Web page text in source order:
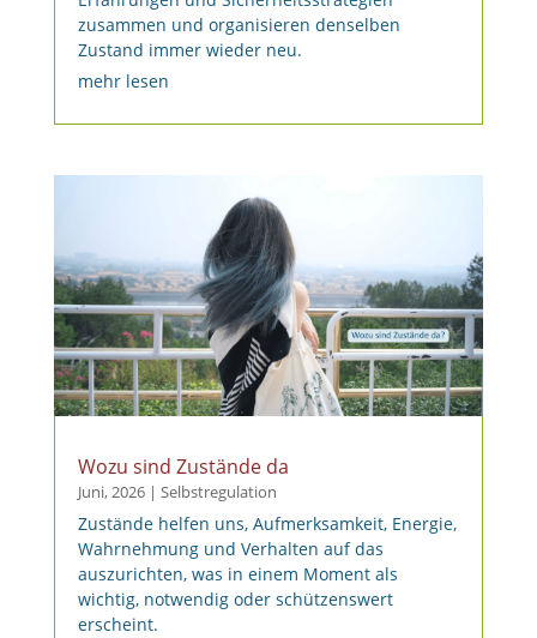
zusammen und organisieren denselben
Zustand immer wieder neu.
mehr lesen
Wozu sind Zustände da
Juni, 2026| Selbstregulation
Zustände helfen uns, Aufmerksamkeit, Energie,
Wahrnehmung und Verhalten auf das
auszurichten, was in einem Moment als
wichtig, notwendig oder schützenswert
erscheint.